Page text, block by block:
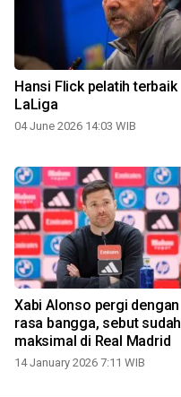
Hansi Flick pelatih terbaik
LaLiga
04 June 2026 14:03 WIB
Xabi Alonso pergi dengan
rasa bangga, sebut sudah
maksimal di Real Madrid
14 January 2026 7:11 WIB